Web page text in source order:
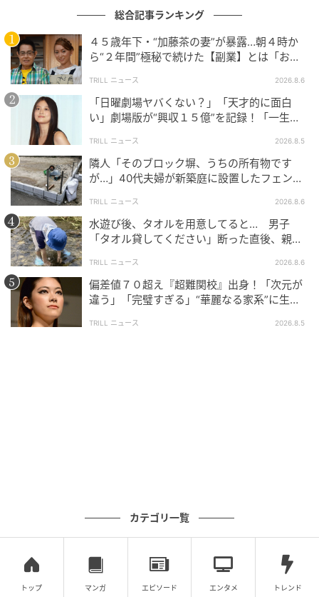
総合記事ランキング
４５歳年下・“加藤茶の妻”が暴露…朝４時か
ら“２年間”極秘で続けた【副業】とは「お金
TRILL ニュース 2026.8.6
「日曜劇場ヤバくない？」「天才的に面白
い」劇場版が“興収１５億”を記録！「一生言
TRILL ニュース 2026.8.5
隣人「そのブロック塀、うちの所有物です
が…」40代夫婦が新築庭に設置したフェン
TRILL ニュース 2026.8.6
水遊び後、タオルを用意してると… 男子
「タオル貸してください」断った直後、親が
TRILL ニュース 2026.8.6
偏差値７０超え『超難関校』出身！「次元が
違う」「完璧すぎる」“華麗なる家系”に生ま
TRILL ニュース 2026.8.5
カテゴリ一覧
トップ マンガ エピソード エンタメ トレンド